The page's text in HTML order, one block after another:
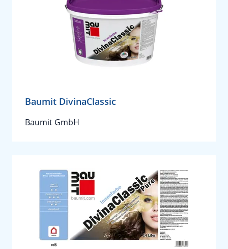
Baumit DivinaClassic
Baumit GmbH